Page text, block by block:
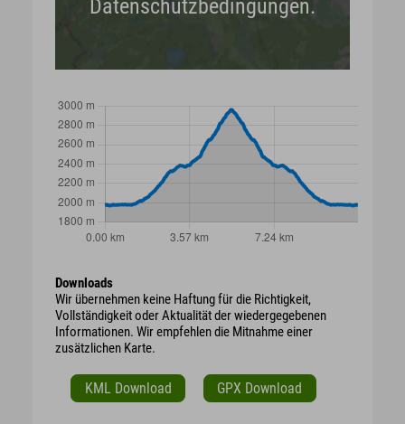
Datenschutzbedingungen.
Downloads
Wir übernehmen keine Haftung für die Richtigkeit,
Vollständigkeit oder Aktualität der wiedergegebenen
Informationen. Wir empfehlen die Mitnahme einer
zusätzlichen Karte.
KML Download GPX Download